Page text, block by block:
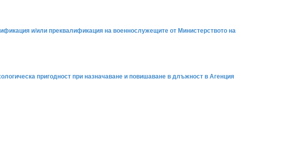
и/или преквалификация на военнослужещите от Министерството на
пригодност при назначаване и повишаване в длъжност в Агенция